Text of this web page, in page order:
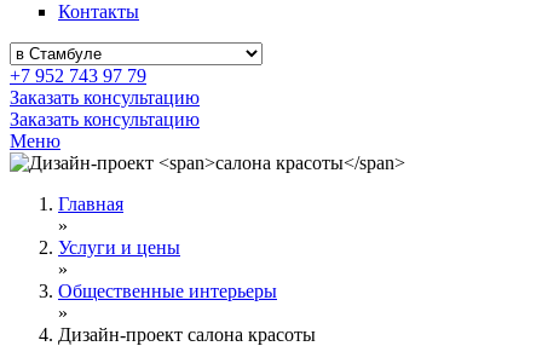
Контакты
+7 952 743 97 79
Заказать консультацию
Заказать консультацию
Меню
Главная
»
Услуги и цены
»
Общественные интерьеры
»
Дизайн-проект салона красоты